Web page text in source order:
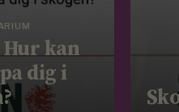
kan
dig i